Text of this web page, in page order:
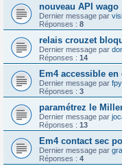
nouveau API wago
Dernier message par
Réponses : 8
relais crouzet
Dernier message par
Réponses : 14
Em4 accessible
Dernier message par
Réponses : 3
paramétrez le
Dernier message par
Réponses : 13
Em4 contact sec
Dernier message par
Réponses : 4